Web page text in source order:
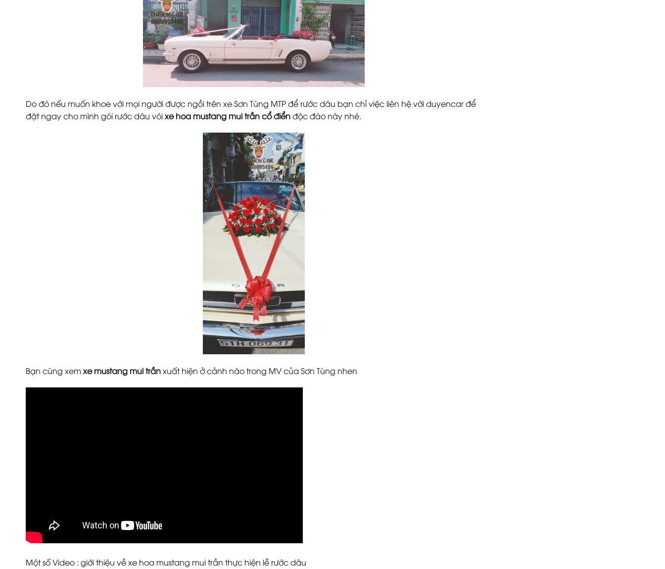
Do đó nếu muốn khoe với mọi người được ngồi trên xe Sơn Tùng MTP để rước dâu bạn chỉ việc liên hệ với duyencar để
đặt ngay cho mình gói rước dâu vóixe hoa mustang mui trần cổ điểnđộc đáo này nhé.
Bạn cùng xem xe mustang mui trầnxuất hiện ở cảnh nào trong MV của Sơn Tùng nhen
Một số Video : giới thiệu về xe hoa mustang mui trần thực hiện lễ rước dâu